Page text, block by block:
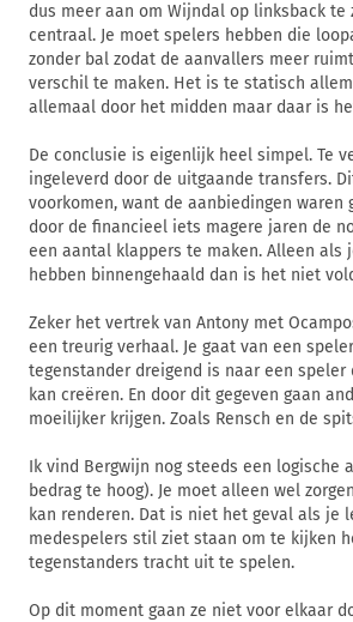
dus meer aan om Wijndal op linksback te
centraal. Je moet spelers hebben die
zonder bal zodat de aanvallers meer
verschil te maken. Het is te statisch
allemaal door het midden maar daar is
De conclusie is eigenlijk heel simpel. Te
ingeleverd door de uitgaande transfers.
voorkomen, want de aanbiedingen waren
door de financieel iets magere jaren de
een aantal klappers te maken. Alleen als
hebben binnengehaald dan is het niet
Zeker het vertrek van Antony met
een treurig verhaal. Je gaat van een
tegenstander dreigend is naar een speler
kan creëren. En door dit gegeven gaan
moeilijker krijgen. Zoals Rensch en de
Ik vind Bergwijn nog steeds een logische
bedrag te hoog). Je moet alleen wel
kan renderen. Dat is niet het geval als je
medespelers stil ziet staan om te kijken
tegenstanders tracht uit te spelen.
Op dit moment gaan ze niet voor elkaar